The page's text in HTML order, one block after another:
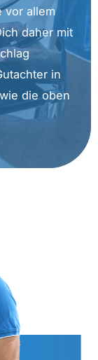
vor allem
daher mit
in
die oben